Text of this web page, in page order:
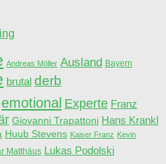
Andreas Möller Ausland Bayern
brutal derb
emotional Experte Franz
Giovanni Trapattoni Hans Krankl
Huub Stevens Kaiser Franz Kevin
Matthäus Lukas Podolski